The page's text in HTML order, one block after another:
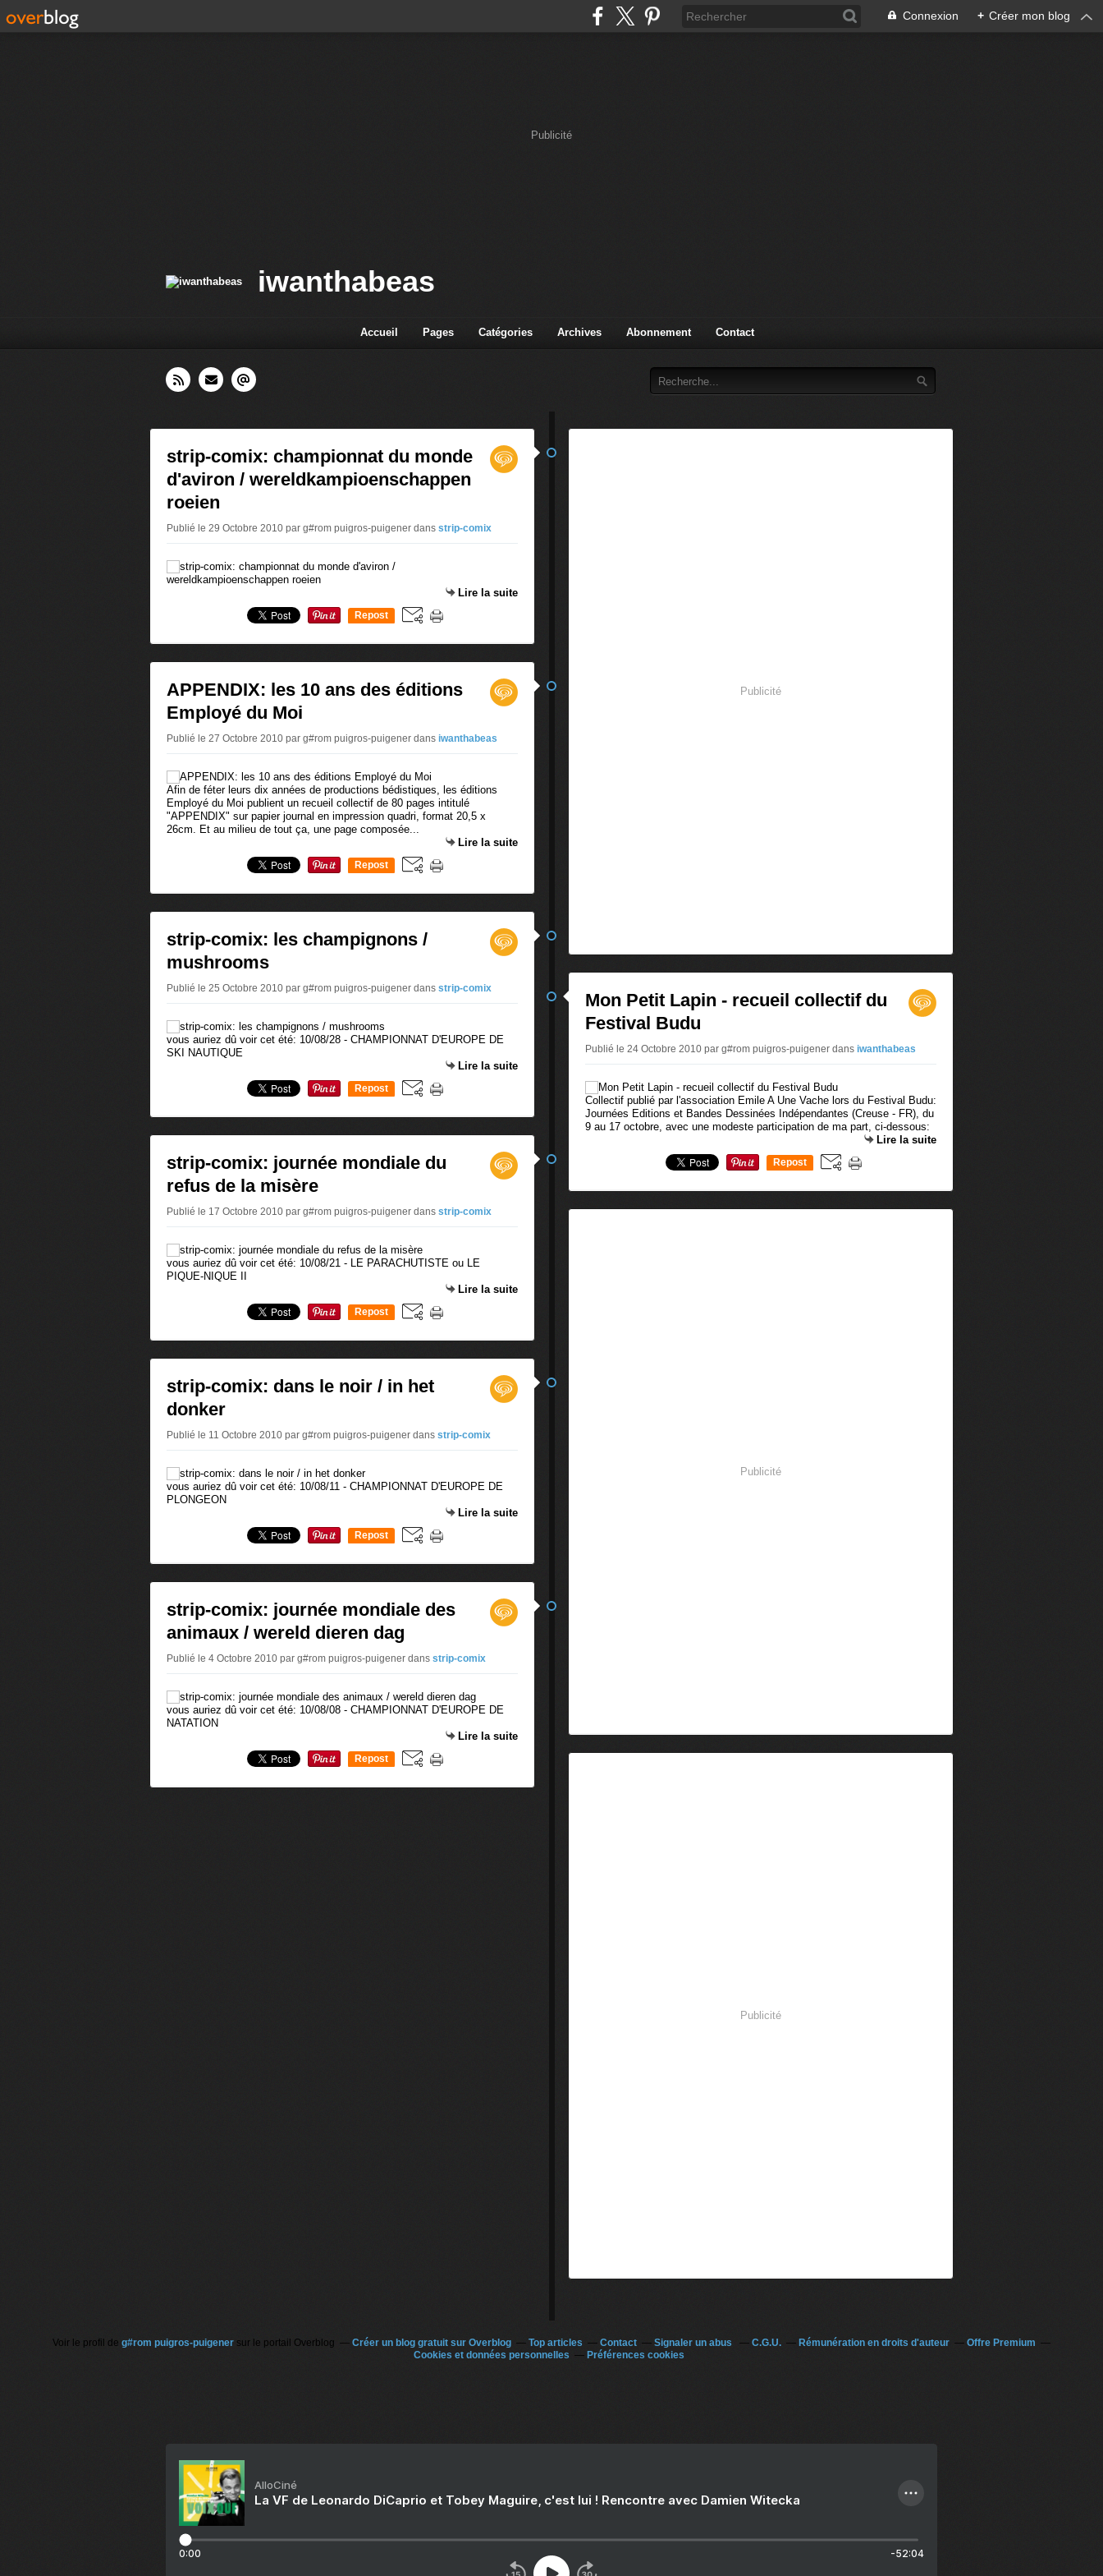
Connexion + Créer mon blog
Publicité
iwanthabeas
Accueil Pages Catégories Archives Abonnement Contact
strip-comix: championnat du monde
d'aviron / wereldkampioenschappen
roeien
Publié le 29 Octobre 2010 par g#rom puigros-puigener dans strip-comix
Lire la suite
Repost
APPENDIX: les 10 ans des éditions
Employé du Moi
Publié le 27 Octobre 2010 par g#rom puigros-puigener dans iwanthabeas
Afin de féter leurs dix années de productions bédistiques, les éditions
Employé du Moi publient un recueil collectif de 80 pages intitulé
"APPENDIX" sur papier journal en impression quadri, format 20,5 x
26cm. Et au milieu de tout ça, une page composée...
Lire la suite
Repost
strip-comix: les champignons /
mushrooms
Publié le 25 Octobre 2010 par g#rom puigros-puigener dans strip-comix
vous auriez dû voir cet été: 10/08/28 - CHAMPIONNAT D'EUROPE DE
SKI NAUTIQUE
Lire la suite
Repost
strip-comix: journée mondiale du
refus de la misère
Publié le 17 Octobre 2010 par g#rom puigros-puigener dans strip-comix
vous auriez dû voir cet été: 10/08/21 - LE PARACHUTISTE ou LE
PIQUE-NIQUE II
Lire la suite
Repost
strip-comix: dans le noir / in het
donker
Publié le 11 Octobre 2010 par g#rom puigros-puigener dans strip-comix
vous auriez dû voir cet été: 10/08/11 - CHAMPIONNAT D'EUROPE DE
PLONGEON
Lire la suite
Repost
strip-comix: journée mondiale des
animaux / wereld dieren dag
Publié le 4 Octobre 2010 par g#rom puigros-puigener dans strip-comix
vous auriez dû voir cet été: 10/08/08 - CHAMPIONNAT D'EUROPE DE
NATATION
Lire la suite
Repost
Publicité
Mon Petit Lapin - recueil collectif du
Festival Budu
Publié le 24 Octobre 2010 par g#rom puigros-puigener dans iwanthabeas
Collectif publié par l'association Emile A Une Vache lors du Festival Budu:
Journées Editions et Bandes Dessinées Indépendantes (Creuse - FR), du
9 au 17 octobre, avec une modeste participation de ma part, ci-dessous:
Lire la suite
Repost
Publicité
Publicité
Voir le profil de g#rom puigros-puigener sur le portail Overblog Créer un blog gratuit sur Overblog Top articles Contact Signaler un abus C.G.U. Rémunération en droits d'auteur
Offre Premium
Cookies et données personnelles
Préférences cookies
AlloCiné
La VF de Leonardo DiCaprio et Tobey Maguire, c'est lui ! Rencontre avec Damien Witecka
0:00 -52:04